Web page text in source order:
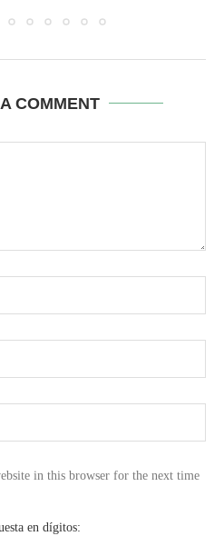
COMMENT
in this browser for the next time
en dígitos: